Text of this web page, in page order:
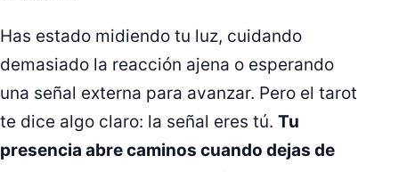
Has estado midiendo tu luz, cuidando
demasiado la reacción ajena o esperando
una señal externa para avanzar. Pero el tarot
te dice algo claro: la señal eres tú. Tu
presencia abre caminos cuando dejas de